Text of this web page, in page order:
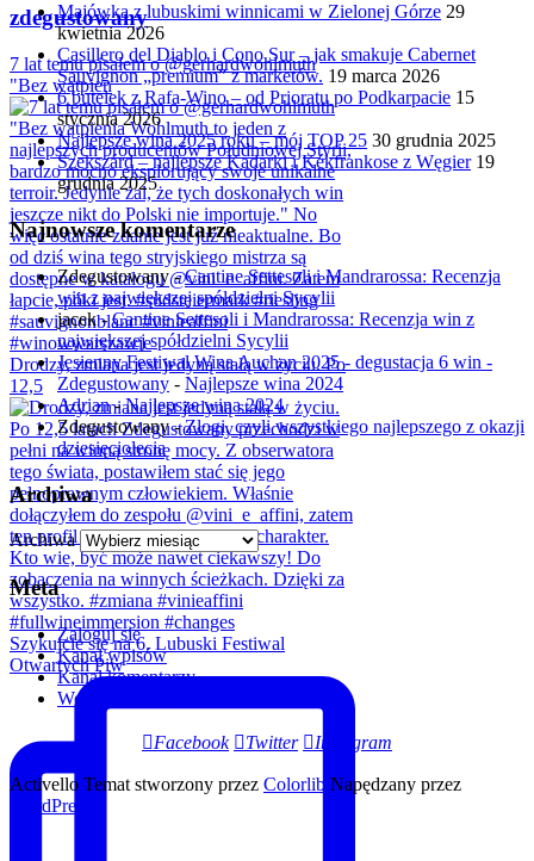
zdegustowany
7 lat temu pisałem o @gerhardwohlmuth
"Bez wątpien
Drodzy, zmiana jest jedyną stałą w życiu. Po
12,5
Szykujcie się na 6. Lubuski Festiwal
Otwartych Piw
Majówka z lubuskimi winnicami w Zielonej Górze 29
kwietnia 2026
Casillero del Diablo i Cono Sur – jak smakuje Cabernet
Sauvignon „premium” z marketów. 19 marca 2026
6 butelek z Rafa-Wino – od Prioratu po Podkarpacie 15
stycznia 2026
Najlepsze wina 2025 roku – mój TOP 25 30 grudnia 2025
Szekszárd – najlepsze Kadarki i Kékfrankose z Węgier 19
grudnia 2025
Najnowsze komentarze
Zdegustowany-Cantine Settesoli i Mandrarossa: Recenzja
win z największej spółdzielni Sycylii
jacek-Cantine Settesoli i Mandrarossa: Recenzja win z
największej spółdzielni Sycylii
Jesienny Festiwal Wina Auchan 2025 - degustacja 6 win -
Zdegustowany - Najlepsze wina 2024
Adrian-Najlepsze wina 2024
Zdegustowany-Złogi, czyli wszystkiego najlepszego z okazji
dziesięciolecia
Archiwa
Archiwa
Meta
Zaloguj się
Kanał wpisów
Kanał komentarzy
WordPress.org
Facebook Twitter Instagram
Activello Temat stworzony przez Colorlib Napędzany przez
WordPress